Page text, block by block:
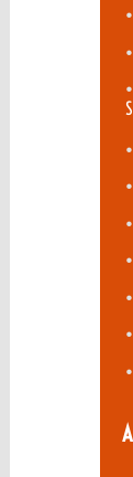
•
•
•
•
•
•
•
•
•
•